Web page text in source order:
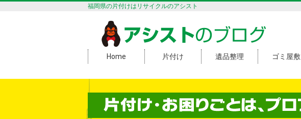
福岡県の片付けはリサイクルのアシスト
アシストのブログ
Home 片付け 遺品整理 ゴミ屋敷